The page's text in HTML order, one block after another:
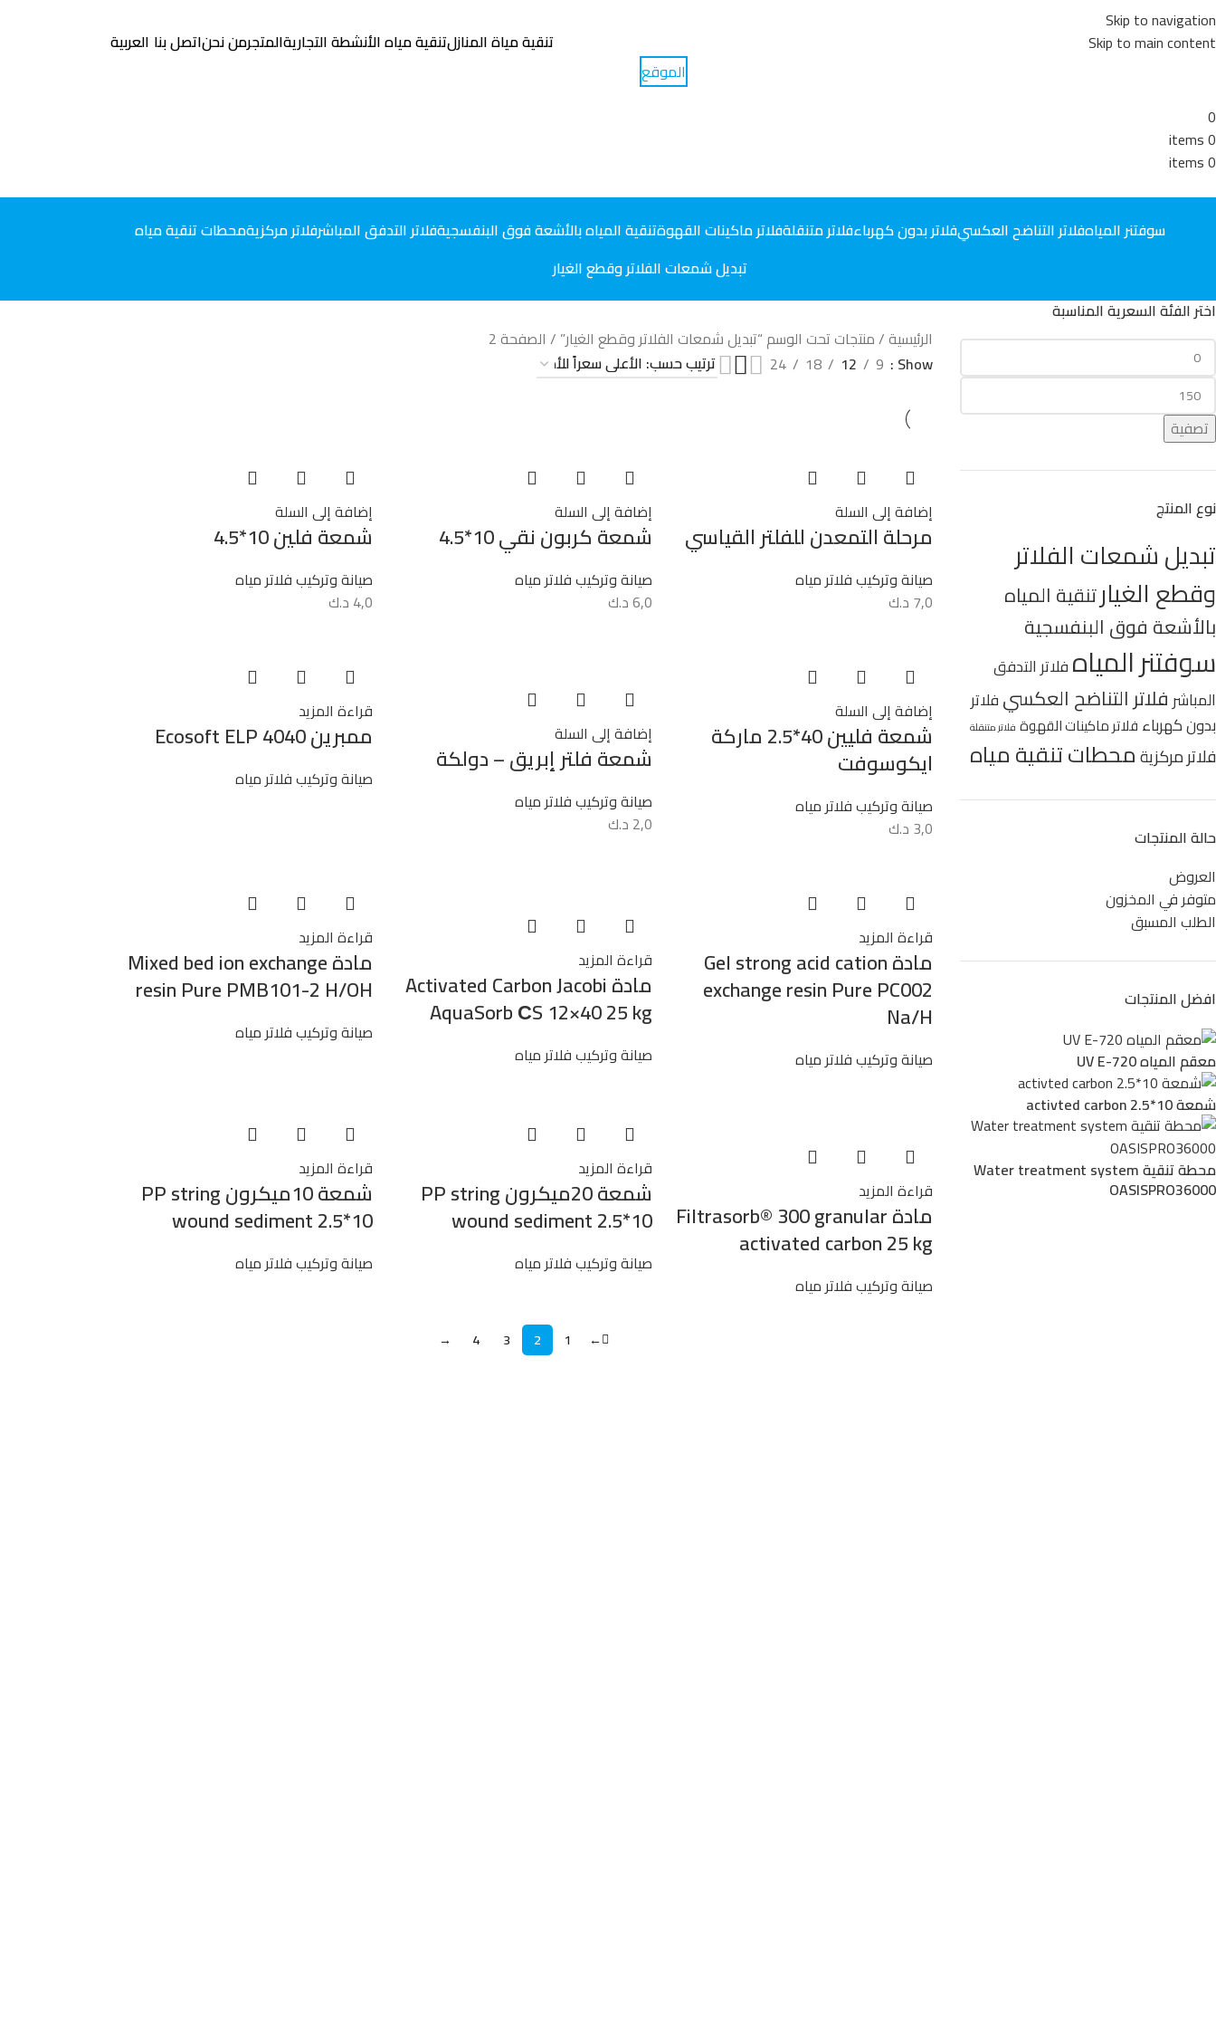
Skip to navigation
Skip to main content
تنقية مياة المنازلتنقية مياه الأنشطة التجاريةالمتجرمن نحناتصل بنا العربية
الموقع
احجز موعداً
0
0
items
0
items
سوفتنر المياهفلاتر التناضح العكسيفلاتر بدون كهرباءفلاتر متنقلةفلاتر ماكينات القهوةتنقية المياه بالأشعة فوق البنفسجيةفلاتر التدفق المباشرفلاتر مركزيةمحطات تنقية مياه
تبديل شمعات الفلاتر وقطع الغيار
اختر الفئة السعرية المناسبة
تصفية
نوع المنتج
تبديل شمعات الفلاتر
وقطع الغيارتنقية المياه
بالأشعة فوق البنفسجية
سوفتنر المياهفلاتر التدفق
المباشرفلاتر التناضح العكسيفلاتر
بدون كهرباء فلاتر ماكينات القهوة فلاتر متنقلة
فلاتر مركزيةمحطات تنقية مياه
حالة المنتجات
العروض
متوفر في المخزون
الطلب المسبق
افضل المنتجات
معقم المياه UV E-720
شمعة activted carbon 2.5*10
محطة تنقية Water treatment system
OASISPRO36000
الرئيسية منتجات تحت الوسم “تبديل شمعات الفلاتر وقطع الغيار” الصفحة 2
Show
9
12
18
24
إضافة إلى السلة
مرحلة التمعدن للفلتر القياسي
صيانة وتركيب فلاتر مياه
7,0 د.ك
إضافة إلى السلة
شمعة كربون نقي 10*4.5
صيانة وتركيب فلاتر مياه
6,0د.ك
إضافة إلى السلة
شمعة فلين 10*4.5
صيانة وتركيب فلاتر مياه
4,0 د.ك
إضافة إلى السلة
شمعة فليين 40*2.5 ماركة
ايكوسوفت
صيانة وتركيب فلاتر مياه
3,0 د.ك
إضافة إلى السلة
شمعة فلتر إبريق – دولكة
صيانة وتركيب فلاتر مياه
2,0 د.ك
قراءة المزيد
ممبرين Ecosoft ELP 4040
صيانة وتركيب فلاتر مياه
قراءة المزيد
مادة Gel strong acid cation
exchange resin Pure PC002
Na/H
صيانة وتركيب فلاتر مياه
قراءة المزيد
مادة Activated Carbon Jacobi
AquaSorb СS 12×40 25 kg
صيانة وتركيب فلاتر مياه
قراءة المزيد
مادة Mixed bed ion exchange
resin Pure PMB101-2 H/OH
صيانة وتركيب فلاتر مياه
قراءة المزيد
مادة Filtrasorb® 300 granular
activated carbon 25 kg
صيانة وتركيب فلاتر مياه
قراءة المزيد
شمعة 20ميكرون PP string
wound sediment 2.5*10
صيانة وتركيب فلاتر مياه
قراءة المزيد
شمعة 10ميكرون PP string
wound sediment 2.5*10
صيانة وتركيب فلاتر مياه
←
1
2
3
4
→